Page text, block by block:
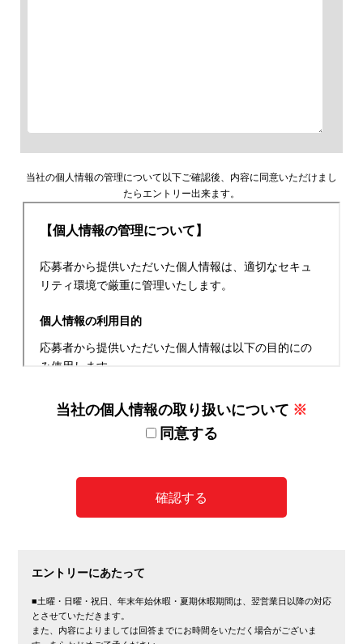
当社の個人情報の管理について以下ご確認後、内容に同意いただけまし
たらエントリー出来ます。
当社の個人情報の取り扱いについて ※
同意する
エントリーにあたって
■土曜・日曜・祝日、年末年始休暇・夏期休暇期間は、翌営業日以降の対応
とさせていただきます。
また、内容によりましては回答までにお時間をいただく場合がございま